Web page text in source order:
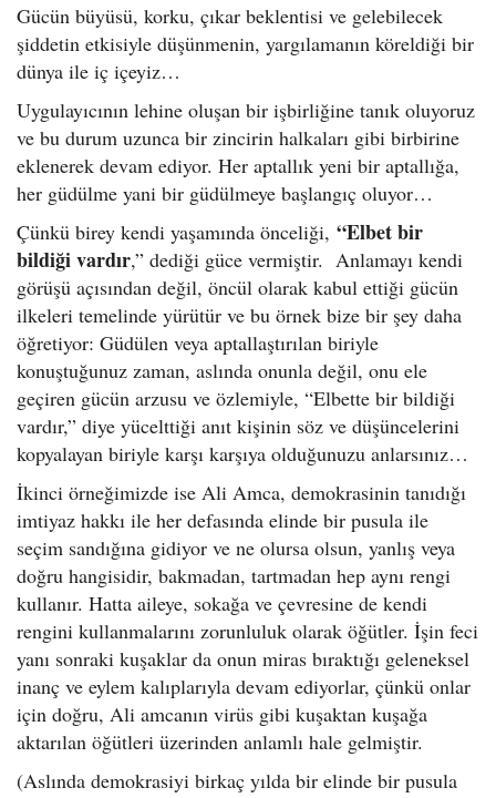
Gücün büyüsü, korku, çıkar beklentisi ve gelebilecek
şiddetin etkisiyle düşünmenin, yargılamanın köreldiği bir
dünya ile iç içeyiz…
Uygulayıcının lehine oluşan bir işbirliğine tanık oluyoruz
ve bu durum uzunca bir zincirin halkaları gibi birbirine
eklenerek devam ediyor. Her aptallık yeni bir aptallığa,
her güdülme yani bir güdülmeye başlangıç oluyor…
Çünkü birey kendi yaşamında önceliği, “Elbet bir
bildiği vardır,” dediği güce vermiştir. Anlamayı kendi
görüşü açısından değil, öncül olarak kabul ettiği gücün
ilkeleri temelinde yürütür ve bu örnek bize bir şey daha
öğretiyor: Güdülen veya aptallaştırılan biriyle
konuştuğunuz zaman, aslında onunla değil, onu ele
geçiren gücün arzusu ve özlemiyle, “Elbette bir bildiği
vardır,” diye yücelttiği anıt kişinin söz ve düşüncelerini
kopyalayan biriyle karşı karşıya olduğunuzu anlarsınız…
İkinci örneğimizde ise Ali Amca, demokrasinin tanıdığı
imtiyaz hakkı ile her defasında elinde bir pusula ile
seçim sandığına gidiyor ve ne olursa olsun, yanlış veya
doğru hangisidir, bakmadan, tartmadan hep aynı rengi
kullanır. Hatta aileye, sokağa ve çevresine de kendi
rengini kullanmalarını zorunluluk olarak öğütler. İşin feci
yanı sonraki kuşaklar da onun miras bıraktığı geleneksel
inanç ve eylem kalıplarıyla devam ediyorlar, çünkü onlar
için doğru, Ali amcanın virüs gibi kuşaktan kuşağa
aktarılan öğütleri üzerinden anlamlı hale gelmiştir.
(Aslında demokrasiyi birkaç yılda bir elinde bir pusula